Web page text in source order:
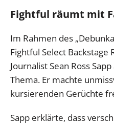
Fightful räumt mit
Im Rahmen des
Fightful Select
Journalist Sean Ross
Thema. Er machte
kursierenden Gerüchte
Sapp erklärte, dass